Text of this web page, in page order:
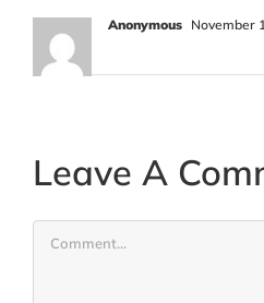
Anonymous November
Leave A
Comment